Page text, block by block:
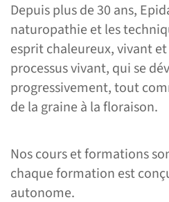
Depuis plus de 30 ans,
naturopathie et les
esprit chaleureux, vivant
processus vivant, qui se
progressivement, tout
de la graine à la floraison.
Nos cours et formations
chaque formation est
autonome.